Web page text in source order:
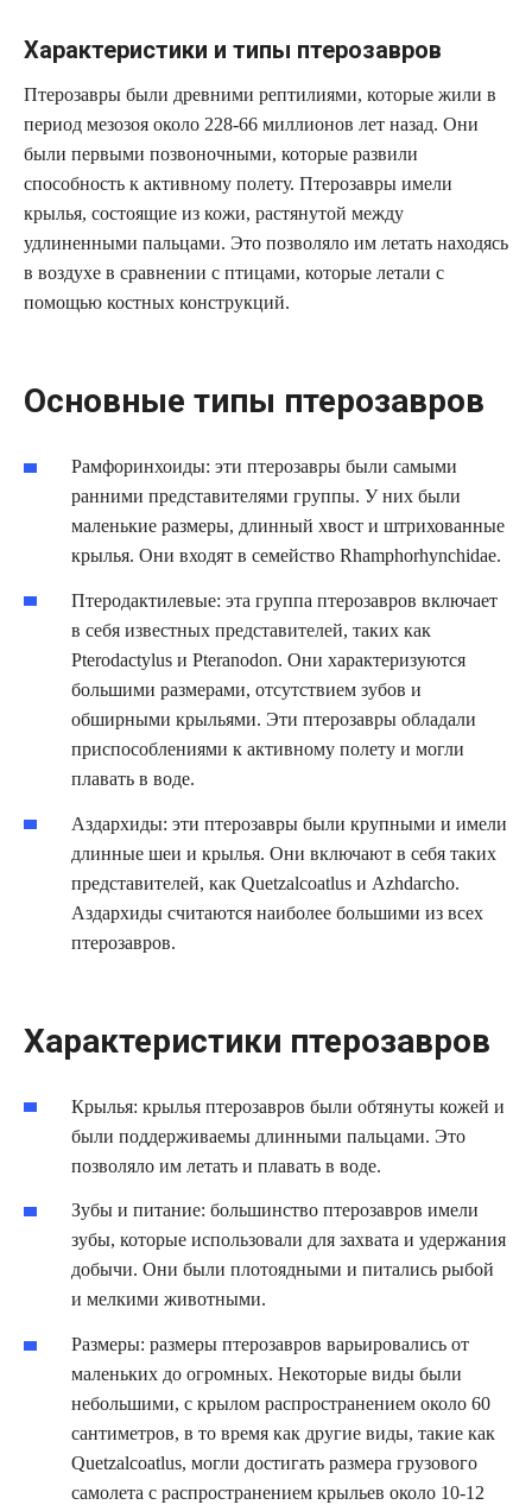
Характеристики и типы птерозавров
Птерозавры были древними рептилиями, которые жили в
период мезозоя около 228-66 миллионов лет назад. Они
были первыми позвоночными, которые развили
способность к активному полету. Птерозавры имели
крылья, состоящие из кожи, растянутой между
удлиненными пальцами. Это позволяло им летать находясь
в воздухе в сравнении с птицами, которые летали с
помощью костных конструкций.
Основные типы птерозавров
Рамфоринхоиды: эти птерозавры были самыми
ранними представителями группы. У них были
маленькие размеры, длинный хвост и штрихованные
крылья. Они входят в семейство Rhamphorhynchidae.
Птеродактилевые: эта группа птерозавров включает
в себя известных представителей, таких как
Pterodactylus и Pteranodon. Они характеризуются
большими размерами, отсутствием зубов и
обширными крыльями. Эти птерозавры обладали
приспособлениями к активному полету и могли
плавать в воде.
Аздархиды: эти птерозавры были крупными и имели
длинные шеи и крылья. Они включают в себя таких
представителей, как Quetzalcoatlus и Azhdarcho.
Аздархиды считаются наиболее большими из всех
птерозавров.
Характеристики птерозавров
Крылья: крылья птерозавров были обтянуты кожей и
были поддерживаемы длинными пальцами. Это
позволяло им летать и плавать в воде.
Зубы и питание: большинство птерозавров имели
зубы, которые использовали для захвата и удержания
добычи. Они были плотоядными и питались рыбой
и мелкими животными.
Размеры: размеры птерозавров варьировались от
маленьких до огромных. Некоторые виды были
небольшими, с крылом распространением около 60
сантиметров, в то время как другие виды, такие как
Quetzalcoatlus, могли достигать размера грузового
самолета с распространением крыльев около 10-12